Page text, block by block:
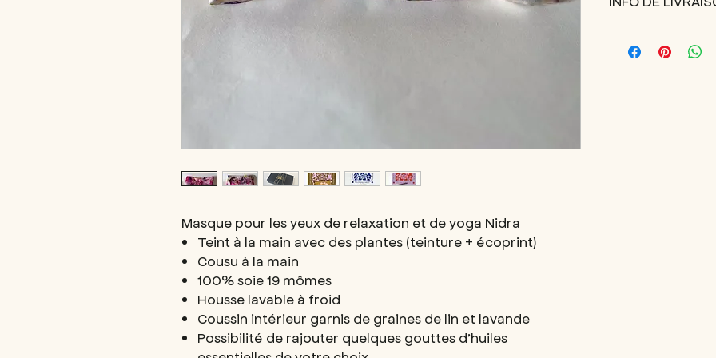
Masque pour les yeux de relaxation et de yoga Nidra
Teint à la main avec des plantes (teinture + écoprint)
Cousu à la main
100% soie 19 mômes
Housse lavable à froid
Coussin intérieur garnis de graines de lin et lavande
Possibilité de rajouter quelques gouttes d’huiles
essentielles de ton
English :